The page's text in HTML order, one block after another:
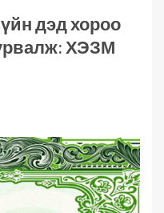
дэд хороо
ХЭЗМ